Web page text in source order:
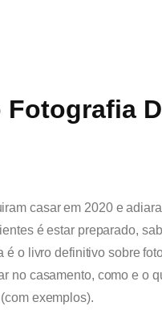
casar em 2020 e
é estar preparado,
é o livro definitivo sobre
no casamento, como e o
exemplos).